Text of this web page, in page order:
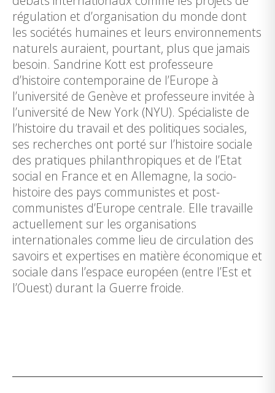
régulation et d’organisation du monde dont
les sociétés humaines et leurs environnements
naturels auraient, pourtant, plus que jamais
besoin. Sandrine Kott est professeure
d’histoire contemporaine de l’Europe à
l’université de Genève et professeure invitée à
l’université de New York (NYU). Spécialiste de
l’histoire du travail et des politiques sociales,
ses recherches ont porté sur l’histoire sociale
des pratiques philanthropiques et de l’Etat
social en France et en Allemagne, la socio-
histoire des pays communistes et post-
communistes d’Europe centrale. Elle travaille
actuellement sur les organisations
internationales comme lieu de circulation des
savoirs et expertises en matière économique et
sociale dans l’espace européen (entre l’Est et
l’Ouest) durant la Guerre froide.